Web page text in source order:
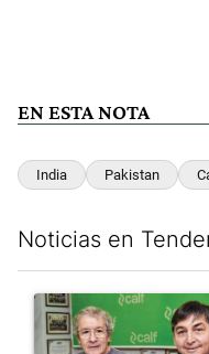
EN ESTA NOTA
India Pakistan
Noticias en
Un artículo de